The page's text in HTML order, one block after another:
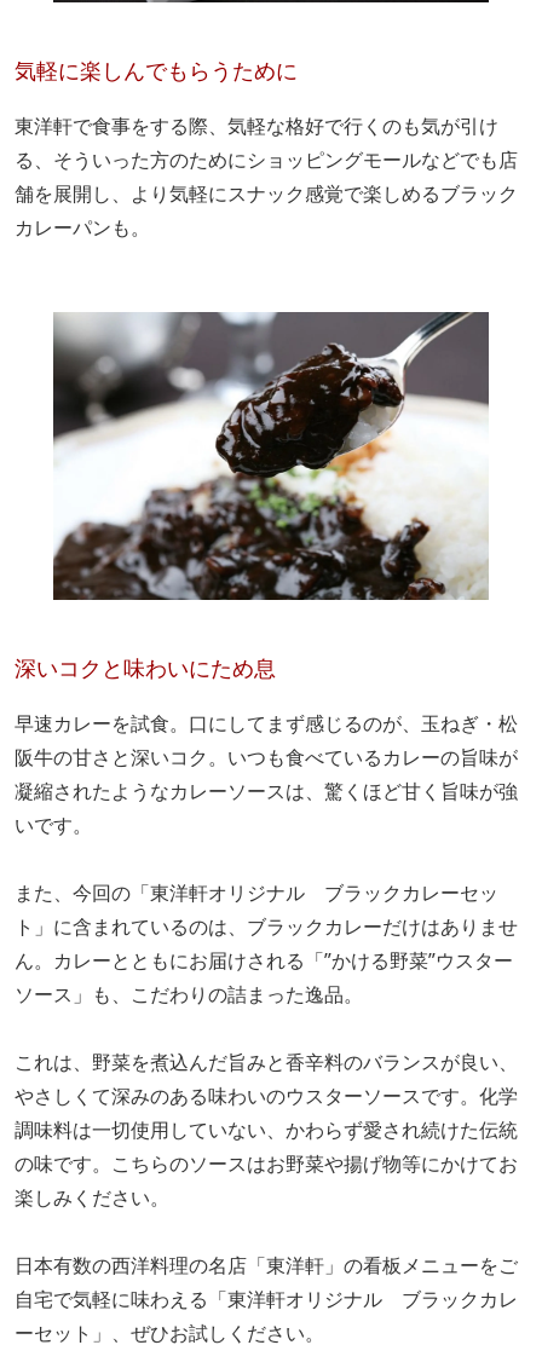
気軽に楽しんでもらうために
東洋軒で食事をする際、気軽な格好で行くのも気が引け
る、そういった方のためにショッピングモールなどでも店
舗を展開し、より気軽にスナック感覚で楽しめるブラック
カレーパンも。
深いコクと味わいにため息
早速カレーを試食。口にしてまず感じるのが、玉ねぎ・松
阪牛の甘さと深いコク。いつも食べているカレーの旨味が
凝縮されたようなカレーソースは、驚くほど甘く旨味が強
いです。
また、今回の「東洋軒オリジナル ブラックカレーセッ
ト」に含まれているのは、ブラックカレーだけはありませ
ん。カレーとともにお届けされる「”かける野菜”ウスター
ソース」も、こだわりの詰まった逸品。
これは、野菜を煮込んだ旨みと香辛料のバランスが良い、
やさしくて深みのある味わいのウスターソースです。化学
調味料は一切使用していない、かわらず愛され続けた伝統
の味です。こちらのソースはお野菜や揚げ物等にかけてお
楽しみください。
日本有数の西洋料理の名店「東洋軒」の看板メニューをご
自宅で気軽に味わえる「東洋軒オリジナル ブラックカレ
ーセット」、ぜひお試しください。